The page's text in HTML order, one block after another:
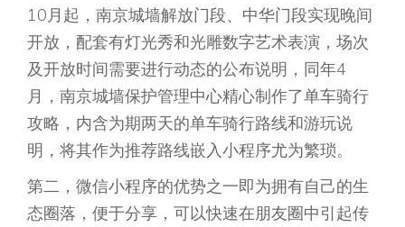
10月起，南京城墙解放门段、中华门段实现晚间
开放，配套有灯光秀和光雕数字艺术表演，场次
及开放时间需要进行动态的公布说明，同年4
月，南京城墙保护管理中心精心制作了单车骑行
攻略，内含为期两天的单车骑行路线和游玩说
明，将其作为推荐路线嵌入小程序尤为繁琐。
第二，微信小程序的优势之一即为拥有自己的生
态圈落，便于分享，可以快速在朋友圈中引起传